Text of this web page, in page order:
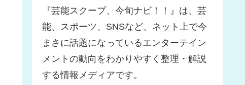
『芸能スクープ、今旬ナビ！！』は、芸
能、スポーツ、SNSなど、ネット上で今
まさに話題になっているエンターテイン
メントの動向をわかりやすく整理・解説
する情報メディアです。